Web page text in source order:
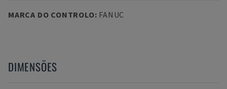
MARCA DO CONTROLO: FANUC
DIMENSÕES